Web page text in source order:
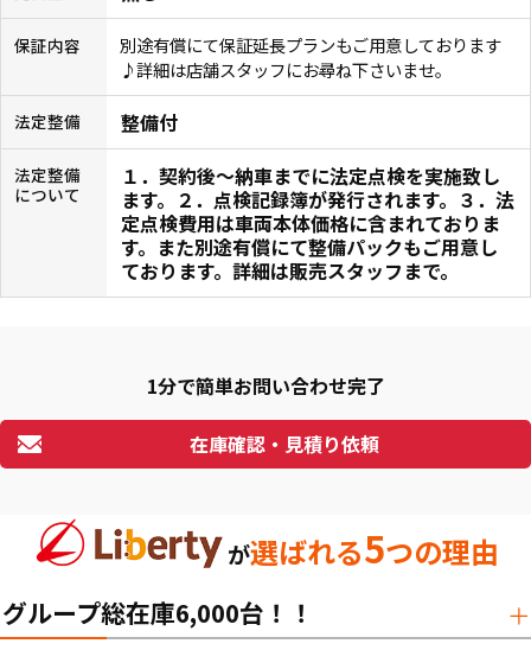
保証内容
別途有償にて保証延長プランもご用意しております
♪詳細は店舗スタッフにお尋ね下さいませ。
法定整備 整備付
法定整備
について
１．契約後〜納車までに法定点検を実施致し
ます。２．点検記録簿が発行されます。３．法
定点検費用は車両本体価格に含まれておりま
す。また別途有償にて整備パックもご用意し
ております。詳細は販売スタッフまで。
1分で簡単お問い合わせ完了
在庫確認・見積り依頼
が選ばれる5つの理由
グループ総在庫6,000台！！